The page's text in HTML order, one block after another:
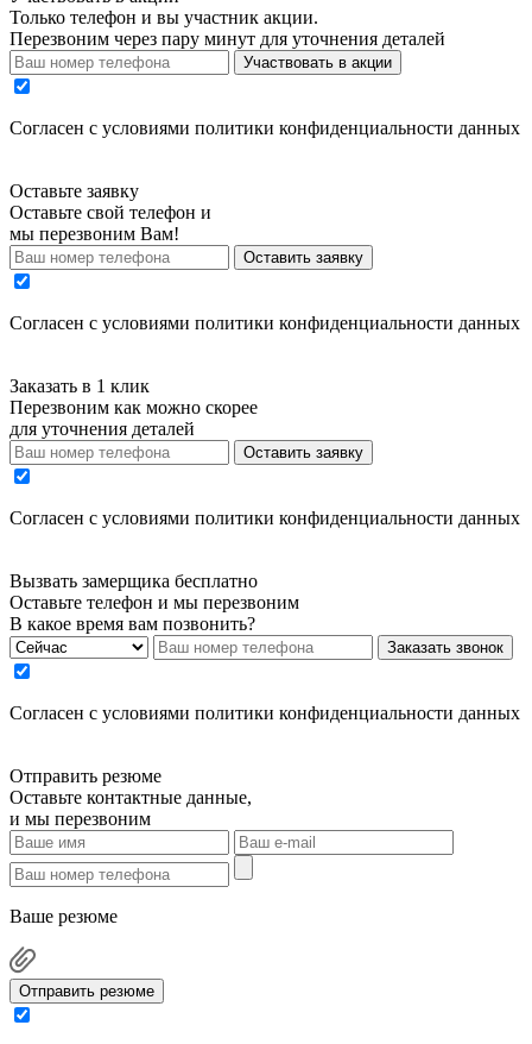
Только телефон и вы участник акции.
Перезвоним через пару минут для уточнения деталей
Участвовать в акции
Cогласен с условиями политики конфиденциальности данных
Оставьте заявку
Оставьте свой телефон и
мы перезвоним Вам!
Оставить заявку
Cогласен с условиями политики конфиденциальности данных
Заказать в 1 клик
Перезвоним как можно скорее
для уточнения деталей
Оставить заявку
Cогласен с условиями политики конфиденциальности данных
Вызвать замерщика бесплатно
Оставьте телефон и мы перезвоним
В какое время вам позвонить?
Заказать звонок
Cогласен с условиями политики конфиденциальности данных
Отправить резюме
Оставьте контактные данные,
и мы перезвоним
Ваше резюме
Отправить резюме